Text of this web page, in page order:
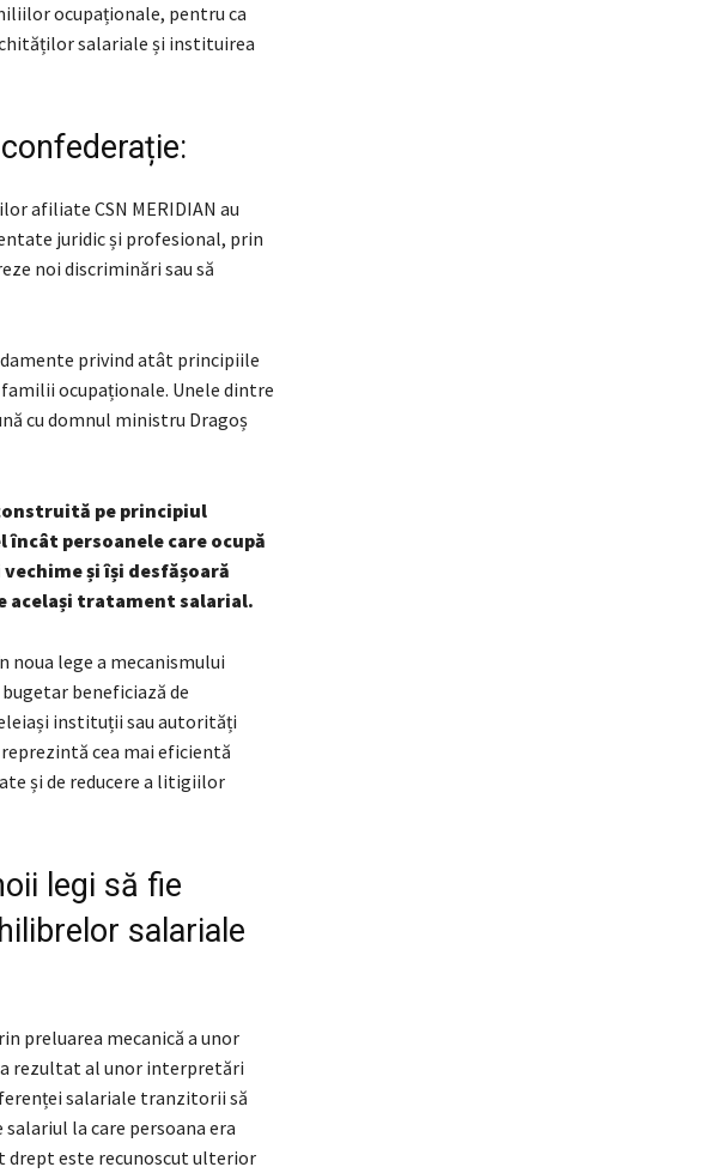
ocupaționale, pentru ca
salariale și instituirea
afiliate CSN MERIDIAN au
juridic și profesional, prin
noi discriminări sau să
privind atât principiile
ocupaționale. Unele dintre
cu domnul ministru Dragoș
construită pe principiul
persoanele care ocupă
și își desfășoară
același tratament salarial.
noua lege a mecanismului
beneficiază de
instituții sau autorități
cea mai eficientă
și de reducere a litigiilor
legi să fie
salariale
preluarea mecanică a unor
rezultat al unor interpretări
salariale tranzitorii să
la care persoana era
drept este recunoscut ulterior